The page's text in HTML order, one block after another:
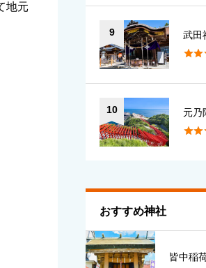
地元
9
武田

10
元乃

おすすめ神社
皆中稲